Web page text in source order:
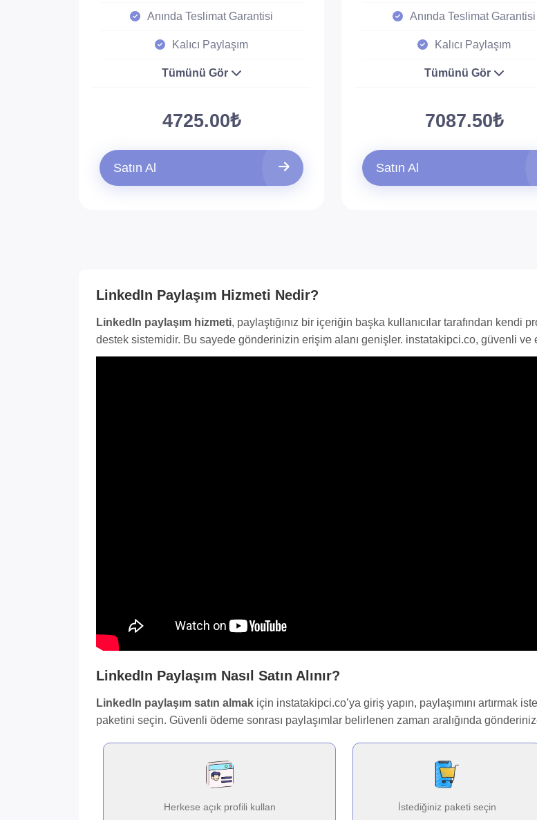
Anında Teslimat Garantisi
Kalıcı Paylaşım
Tümünü Gör
4725.00₺
Satın Al
Anında Teslimat Garantisi
Kalıcı Paylaşım
Tümünü Gör
7087.50₺
Satın Al
LinkedIn Paylaşım Hizmeti Nedir?
LinkedIn paylaşım hizmeti, paylaştığınız bir içeriğin başka kullanıcılar tarafından kendi
destek sistemidir. Bu sayede gönderinizin erişim alanı genişler. instatakipci.co, güvenli ve
LinkedIn Paylaşım Nasıl Satın Alınır?
LinkedIn paylaşım satın almak için instatakipci.co’ya giriş yapın, paylaşımını artırmak
paketini seçin. Güvenli ödeme sonrası paylaşımlar belirlenen zaman aralığında
Herkese açık profili kullan İstediğiniz paketi seçin